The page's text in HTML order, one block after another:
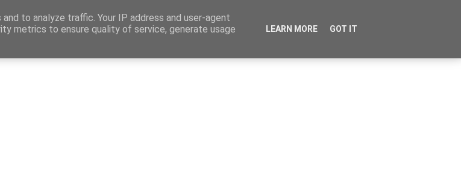
to analyze traffic. Your IP address and user-agent
metrics to ensure quality of service, generate usage
LEARN MORE GOT IT